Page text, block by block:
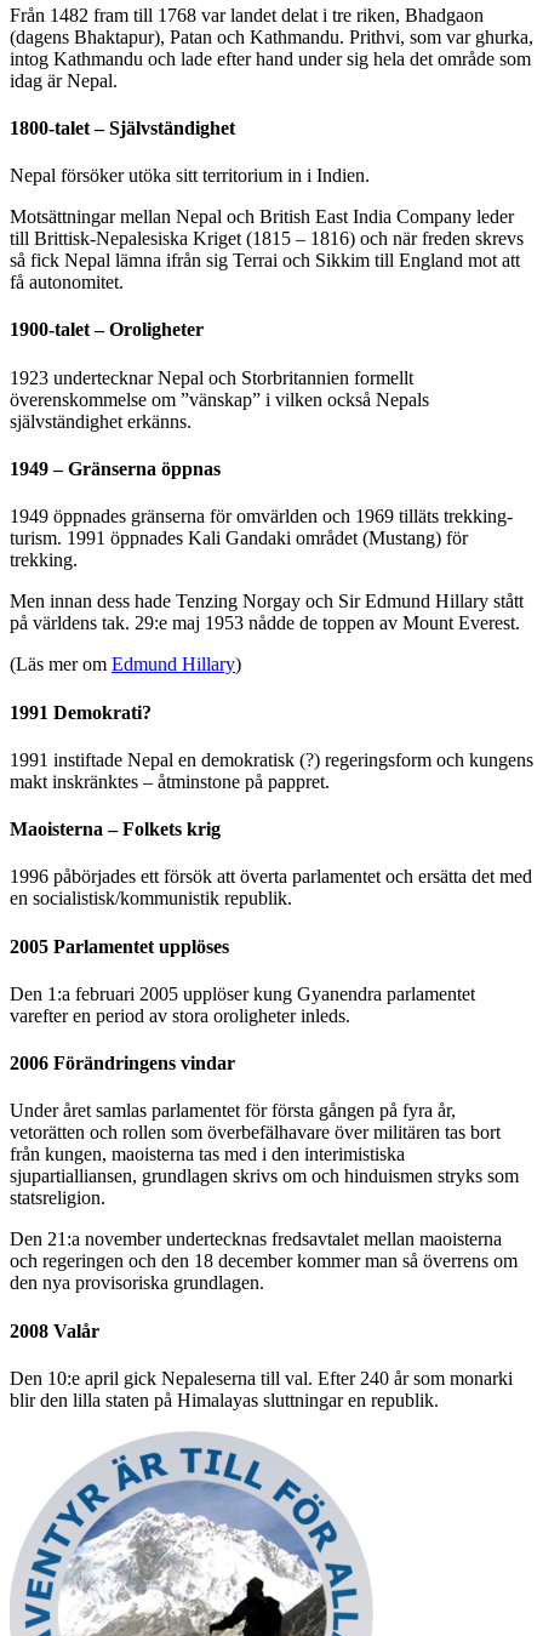
Från 1482 fram till 1768 var landet delat i tre riken, Bhadgaon
(dagens Bhaktapur), Patan och Kathmandu. Prithvi, som var ghurka,
intog Kathmandu och lade efter hand under sig hela det område som
idag är Nepal.
1800-talet – Självständighet
Nepal försöker utöka sitt territorium in i Indien.
Motsättningar mellan Nepal och British East India Company leder
till Brittisk-Nepalesiska Kriget (1815 – 1816) och när freden skrevs
så fick Nepal lämna ifrån sig Terrai och Sikkim till England mot att
få autonomitet.
1900-talet – Oroligheter
1923 undertecknar Nepal och Storbritannien formellt
överenskommelse om ”vänskap” i vilken också Nepals
självständighet erkänns.
1949 – Gränserna öppnas
1949 öppnades gränserna för omvärlden och 1969 tilläts trekking-
turism. 1991 öppnades Kali Gandaki området (Mustang) för
trekking.
Men innan dess hade Tenzing Norgay och Sir Edmund Hillary stått
på världens tak. 29:e maj 1953 nådde de toppen av Mount Everest.
(Läs mer om Edmund Hillary)
1991 Demokrati?
1991 instiftade Nepal en demokratisk (?) regeringsform och kungens
makt inskränktes – åtminstone på pappret.
Maoisterna – Folkets krig
1996 påbörjades ett försök att överta parlamentet och ersätta det med
en socialistisk/kommunistik republik.
2005 Parlamentet upplöses
Den 1:a februari 2005 upplöser kung Gyanendra parlamentet
varefter en period av stora oroligheter inleds.
2006 Förändringens vindar
Under året samlas parlamentet för första gången på fyra år,
vetorätten och rollen som överbefälhavare över militären tas bort
från kungen, maoisterna tas med i den interimistiska
sjupartialliansen, grundlagen skrivs om och hinduismen stryks som
statsreligion.
Den 21:a november undertecknas fredsavtalet mellan maoisterna
och regeringen och den 18 december kommer man så överrens om
den nya provisoriska grundlagen.
2008 Valår
Den 10:e april gick Nepaleserna till val. Efter 240 år som monarki
blir den lilla staten på Himalayas sluttningar en republik.